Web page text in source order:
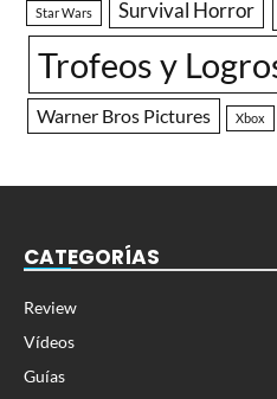
Star Wars Survival Horror
Trofeos y
Warner Bros Pictures Xbox
CATEGORÍAS
Review
Vídeos
Guías